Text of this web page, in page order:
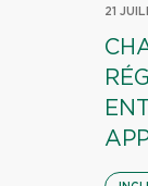
21